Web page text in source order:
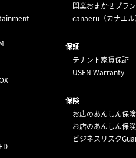
開業おまかせプラン
canaeru（カナエル
保証
テナント家賃保証
USEN Warranty
保険
お店のあんしん保険
お店のあんしん保
ビジネスリスク